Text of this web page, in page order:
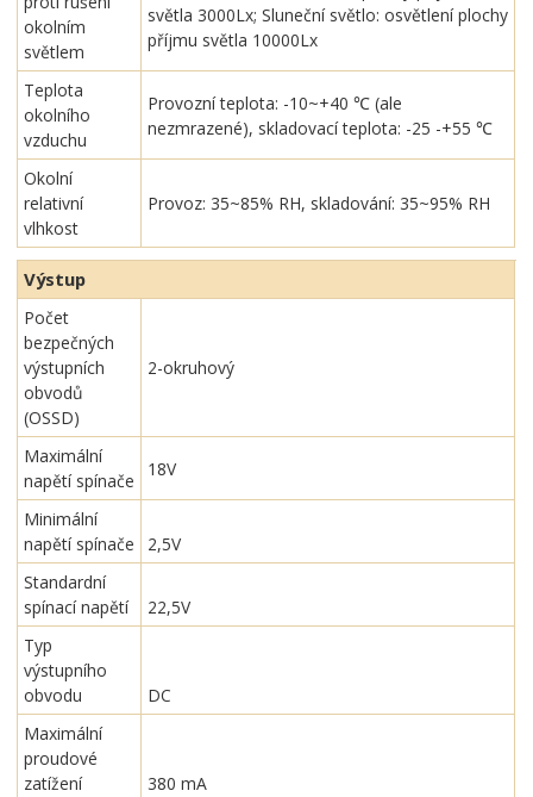
okolním
světlem
světla 3000Lx; Sluneční světlo: osvětlení plochy
příjmu světla 10000Lx
Teplota
okolního
vzduchu
Provozní teplota: -10~+40 ℃ (ale
nezmrazené), skladovací teplota: -25 -+55 ℃
Okolní
relativní
vlhkost
Provoz: 35~85% RH, skladování: 35~95% RH
Výstup
Počet
bezpečných
výstupních
obvodů
(OSSD)
2-okruhový
Maximální
napětí spínače
18V
Minimální
napětí spínače
2,5V
Standardní
spínací napětí
22,5V
Typ
výstupního
obvodu
DC
Maximální
proudové
zatížení
380 mA